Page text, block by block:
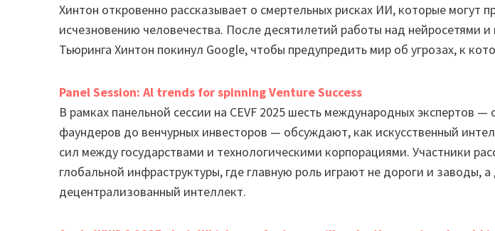
Хинтон откровенно рассказывает о смертельных рисках ИИ, которые могут
исчезновению человечества. После десятилетий работы над нейросетями
Тьюринга Хинтон покинул Google, чтобы предупредить мир об угрозах, к
Panel Session: Al trends for spinning Venture Success
В рамках панельной сессии на CEVF 2025 шесть международных экспертов —
фаундеров до венчурных инвесторов — обсуждают, как искусственный
сил между государствами и технологическими корпорациями. Участники
глобальной инфраструктуры, где главную роль играют не дороги и заводы,
децентрализованный интеллект.